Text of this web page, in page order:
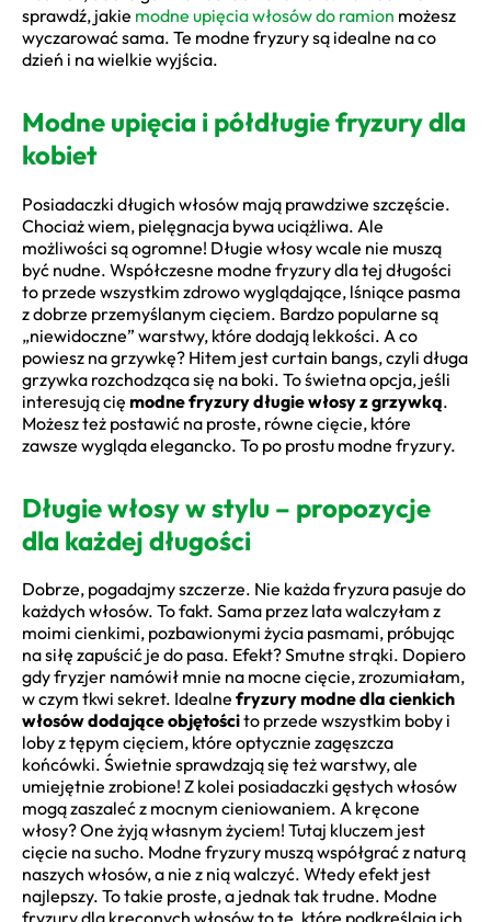
sprawdź, jakie modne upięcia włosów do ramion możesz
wyczarować sama. Te modne fryzury są idealne na co
dzień i na wielkie wyjścia.
Modne upięcia i półdługie fryzury dla
kobiet
Posiadaczki długich włosów mają prawdziwe szczęście.
Chociaż wiem, pielęgnacja bywa uciążliwa. Ale
możliwości są ogromne! Długie włosy wcale nie muszą
być nudne. Współczesne modne fryzury dla tej długości
to przede wszystkim zdrowo wyglądające, lśniące pasma
z dobrze przemyślanym cięciem. Bardzo popularne są
„niewidoczne” warstwy, które dodają lekkości. A co
powiesz na grzywkę? Hitem jest curtain bangs, czyli długa
grzywka rozchodząca się na boki. To świetna opcja, jeśli
interesują cię modne fryzury długie włosy z grzywką.
Możesz też postawić na proste, równe cięcie, które
zawsze wygląda elegancko. To po prostu modne fryzury.
Długie włosy w stylu – propozycje
dla każdej długości
Dobrze, pogadajmy szczerze. Nie każda fryzura pasuje do
każdych włosów. To fakt. Sama przez lata walczyłam z
moimi cienkimi, pozbawionymi życia pasmami, próbując
na siłę zapuścić je do pasa. Efekt? Smutne strąki. Dopiero
gdy fryzjer namówił mnie na mocne cięcie, zrozumiałam,
w czym tkwi sekret. Idealne fryzury modne dla cienkich
włosów dodające objętościto przede wszystkim boby i
loby z tępym cięciem, które optycznie zagęszcza
końcówki. Świetnie sprawdzają się też warstwy, ale
umiejętnie zrobione! Z kolei posiadaczki gęstych włosów
mogą zaszaleć z mocnym cieniowaniem. A kręcone
włosy? One żyją własnym życiem! Tutaj kluczem jest
cięcie na sucho. Modne fryzury muszą współgrać z naturą
naszych włosów, a nie z nią walczyć. Wtedy efekt jest
najlepszy. To takie proste, a jednak tak trudne. Modne